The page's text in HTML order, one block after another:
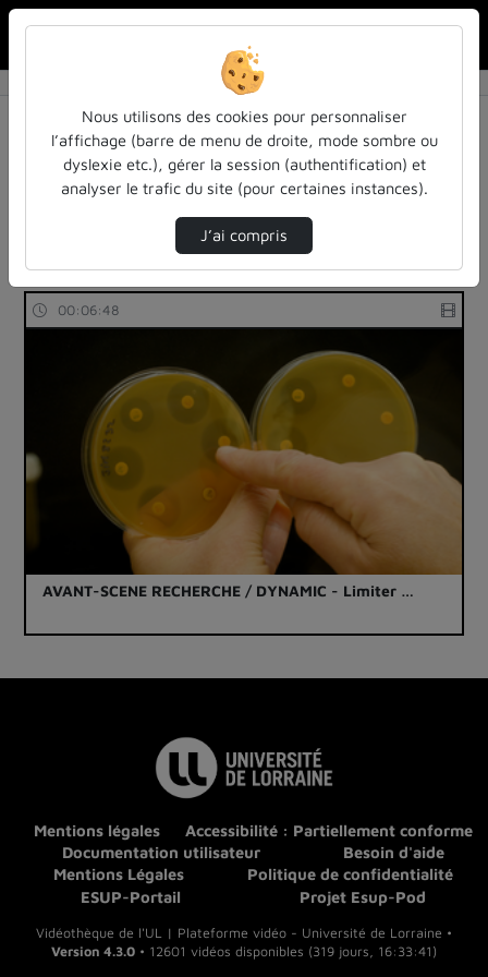
Résultats de la recherche
Filtres actifs (cliquer pour en retirer) :
reportages
sciences-de-la-nature-et-mathematiques
1 vidéo trouvée
00:06:48
AVANT-SCENE RECHERCHE / DYNAMIC - Limiter …
Mentions légales
Accessibilité : Partiellement conforme
Documentation utilisateur
Besoin d'aide
Mentions Légales
Politique de confidentialité
ESUP-Portail
Projet Esup-Pod
Vidéothèque de l'UL | Plateforme vidéo - Université de Lorraine •
Version 4.3.0 • 12601 vidéos disponibles (319 jours, 16:33:41)
Nous utilisons des cookies pour personnaliser
l’affichage (barre de menu de droite, mode sombre ou
dyslexie etc.), gérer la session (authentification) et
analyser le trafic du site (pour certaines instances).
J’ai compris